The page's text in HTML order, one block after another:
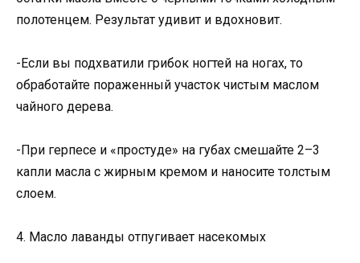
полотенцем. Результат удивит и вдохновит.
-Если вы подхватили грибок ногтей на ногах, то
обработайте пораженный участок чистым маслом
чайного дерева.
-При герпесе и «простуде» на губах смешайте 2–3
капли масла с жирным кремом и наносите толстым
слоем.
4. Масло лаванды отпугивает насекомых